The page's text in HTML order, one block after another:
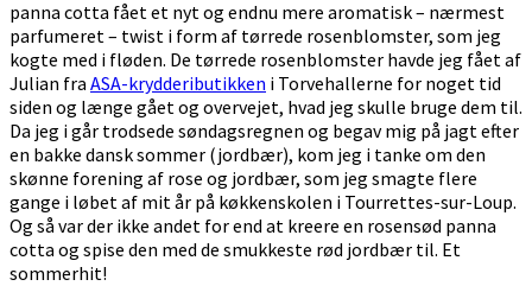
panna cotta fået et nyt og endnu mere aromatisk – nærmest
parfumeret – twist i form af tørrede rosenblomster, som jeg
kogte med i fløden. De tørrede rosenblomster havde jeg fået af
Julian fra ASA-kryddeributikken i Torvehallerne for noget tid
siden og længe gået og overvejet, hvad jeg skulle bruge dem til.
Da jeg i går trodsede søndagsregnen og begav mig på jagt efter
en bakke dansk sommer (jordbær), kom jeg i tanke om den
skønne forening af rose og jordbær, som jeg smagte flere
gange i løbet af mit år på køkkenskolen i Tourrettes-sur-Loup.
Og så var der ikke andet for end at kreere en rosensød panna
cotta og spise den med de smukkeste rød jordbær til. Et
sommerhit!